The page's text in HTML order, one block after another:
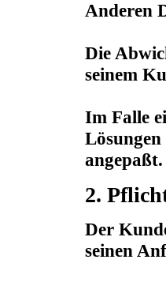
Anderen
Die
seinem
Im Falle
angepaßt.
2.
Der
seinen